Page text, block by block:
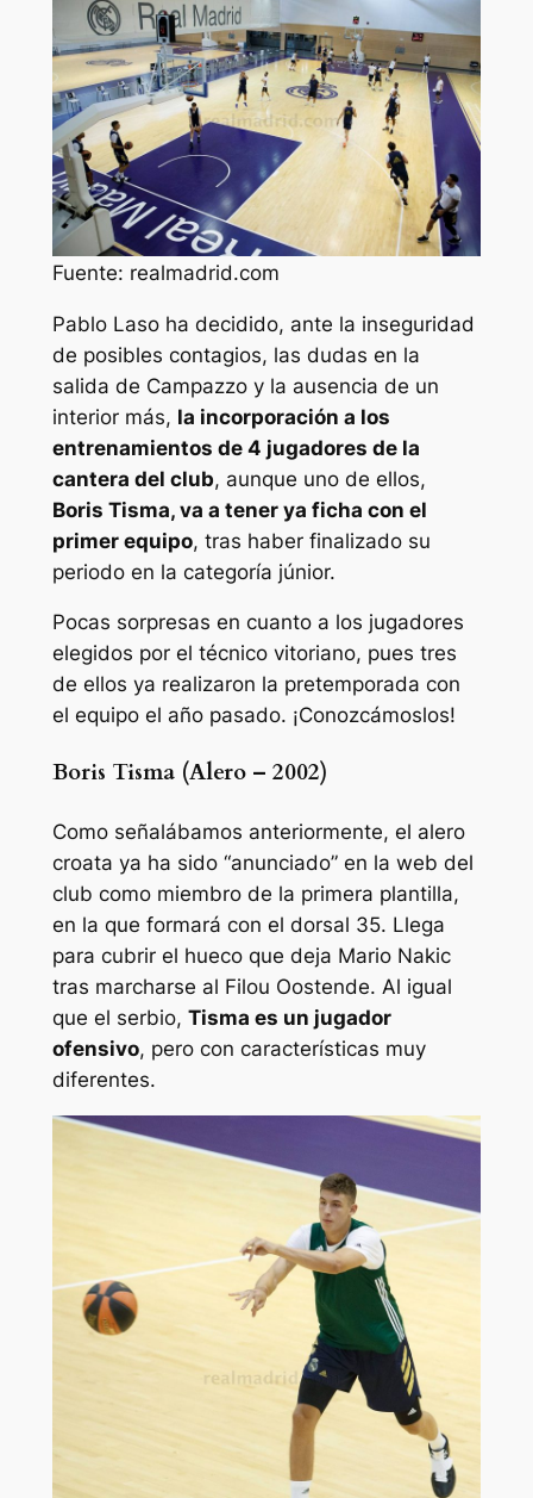
Fuente: realmadrid.com
Pablo Laso ha decidido, ante la inseguridad
de posibles contagios, las dudas en la
salida de Campazzo y la ausencia de un
interior más, la incorporación a los
entrenamientos de 4 jugadores de la
cantera del club, aunque uno de ellos,
Boris Tisma, va a tener ya ficha con el
primer equipo, tras haber finalizado su
periodo en la categoría júnior.
Pocas sorpresas en cuanto a los jugadores
elegidos por el técnico vitoriano, pues tres
de ellos ya realizaron la pretemporada con
el equipo el año pasado. ¡Conozcámoslos!
Boris Tisma (Alero – 2002)
Como señalábamos anteriormente, el alero
croata ya ha sido “anunciado” en la web del
club como miembro de la primera plantilla,
en la que formará con el dorsal 35. Llega
para cubrir el hueco que deja Mario Nakic
tras marcharse al Filou Oostende. Al igual
que el serbio, Tisma es un jugador
ofensivo, pero con características muy
diferentes.